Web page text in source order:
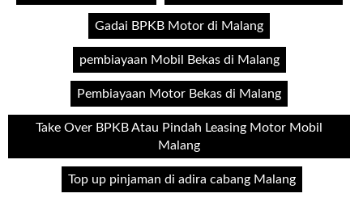
Gadai BPKB Motor di Malang
pembiayaan Mobil Bekas di Malang
Pembiayaan Motor Bekas di Malang
Take Over BPKB Atau Pindah Leasing Motor Mobil
Malang
Top up pinjaman di adira cabang Malang